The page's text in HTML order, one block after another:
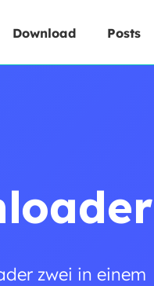
Download Posts
zwei in einem